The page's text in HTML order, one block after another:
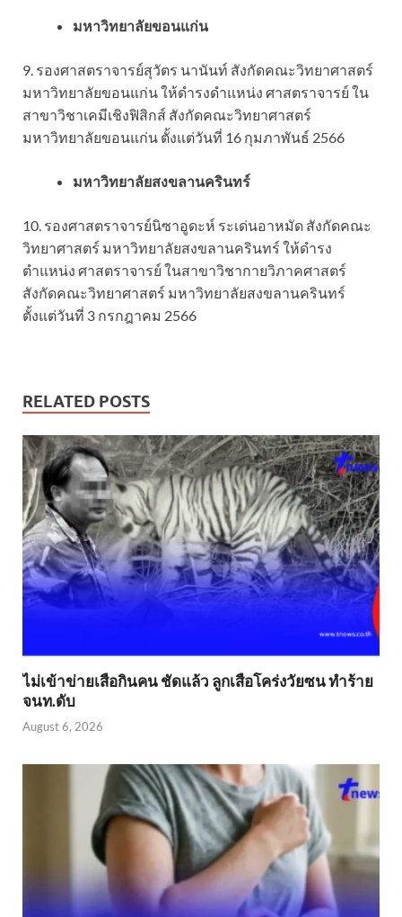
มหาวิทยาลัยขอนแก่น
9. รองศาสตราจารย์สุวัตร นานันท์ สังกัดคณะวิทยาศาสตร์
มหาวิทยาลัยขอนแก่น ให้ดำรงดำแหน่ง ศาสตราจารย์ ใน
สาขาวิชาเคมีเชิงฟิสิกส์ สังกัดคณะวิทยาศาสตร์
มหาวิทยาลัยขอนแก่น ตั้งแต่วันที่ 16 กุมภาพันธ์ 2566
มหาวิทยาลัยสงขลานครินทร์
10. รองศาสตราจารย์นิซาอูดะห์ ระเด่นอาหมัด สังกัดคณะ
วิทยาศาสตร์ มหาวิทยาลัยสงขลานครินทร์ ให้ดำรง
ตำแหน่ง ศาสตราจารย์ ในสาขาวิชากายวิภาคศาสตร์
สังกัดคณะวิทยาศาสตร์ มหาวิทยาลัยสงขลานครินทร์
ตั้งแต่วันที่ 3 กรกฎาคม 2566
RELATED POSTS
ไม่เข้าข่าย​เสือกินคน ชัดแล้ว ลูกเสือโคร่งวัยซน ทำร้าย
จนท.ดับ
August 6, 2026